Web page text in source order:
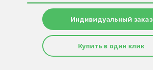
Индивидуальный заказ
Купить в один клик